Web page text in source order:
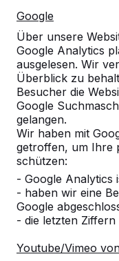
Google
Über unsere
Google Analytics
ausgelesen. Wir
Überblick zu
Besucher die
Google
gelangen.
Wir haben mit
getroffen, um Ihre
schützen:
- Google Analytics
- haben wir eine
Google
- die letzten
Youtube/Vimeo
Unsere
und darüber
ein HeBlad-
Produkt
Alles anzeigen
Kategorie
Alles anzeigen
Ort oder